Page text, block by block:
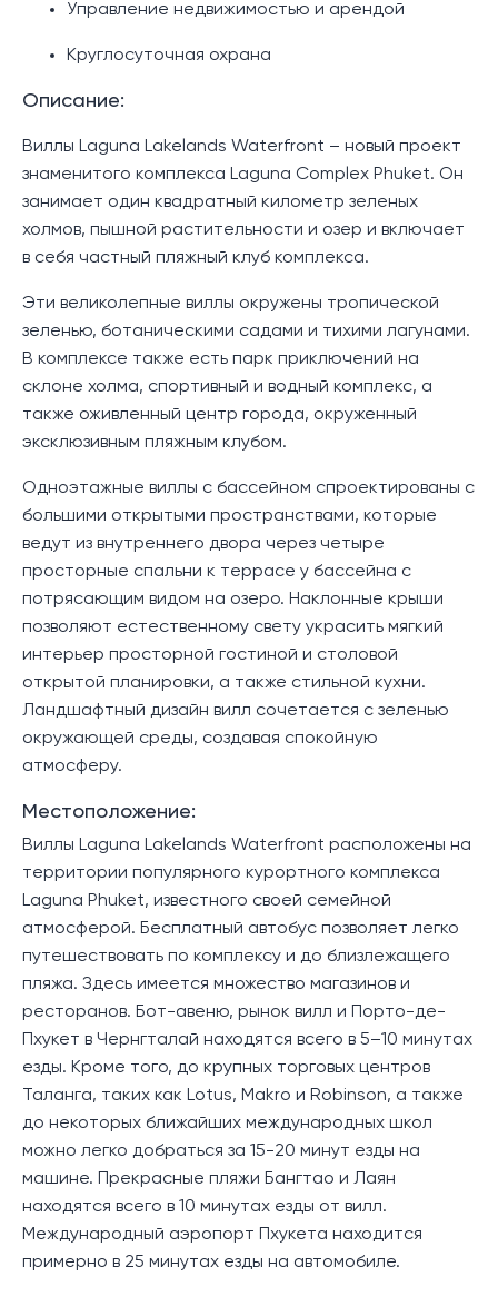
Управление недвижимостью и арендой
Круглосуточная охрана
Описание:
Виллы Laguna Lakelands Waterfront – новый проект
знаменитого комплекса Laguna Complex Phuket. Он
занимает один квадратный километр зеленых
холмов, пышной растительности и озер и включает
в себя частный пляжный клуб комплекса.
Эти великолепные виллы окружены тропической
зеленью, ботаническими садами и тихими лагунами.
В комплексе также есть парк приключений на
склоне холма, спортивный и водный комплекс, а
также оживленный центр города, окруженный
эксклюзивным пляжным клубом.
Одноэтажные виллы с бассейном спроектированы с
большими открытыми пространствами, которые
ведут из внутреннего двора через четыре
просторные спальни к террасе у бассейна с
потрясающим видом на озеро. Наклонные крыши
позволяют естественному свету украсить мягкий
интерьер просторной гостиной и столовой
открытой планировки, а также стильной кухни.
Ландшафтный дизайн вилл сочетается с зеленью
окружающей среды, создавая спокойную
атмосферу.
Местоположение:
Виллы Laguna Lakelands Waterfront расположены на
территории популярного курортного комплекса
Laguna Phuket, известного своей семейной
атмосферой. Бесплатный автобус позволяет легко
путешествовать по комплексу и до близлежащего
пляжа. Здесь имеется множество магазинов и
ресторанов. Бот-авеню, рынок вилл и Порто-де-
Пхукет в Чернгталай находятся всего в 5–10 минутах
езды. Кроме того, до крупных торговых центров
Таланга, таких как Lotus, Makro и Robinson, а также
до некоторых ближайших международных школ
можно легко добраться за 15-20 минут езды на
машине. Прекрасные пляжи Бангтао и Лаян
находятся всего в 10 минутах езды от вилл.
Международный аэропорт Пхукета находится
примерно в 25 минутах езды на автомобиле.